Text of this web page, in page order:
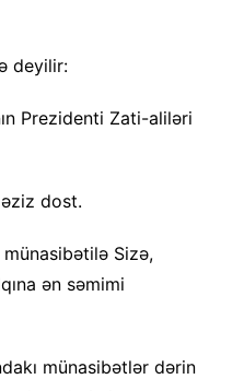
deyilir:
Prezidenti Zati-aliləri
dost.
Sizə,
ən səmimi
münasibətlər dərin